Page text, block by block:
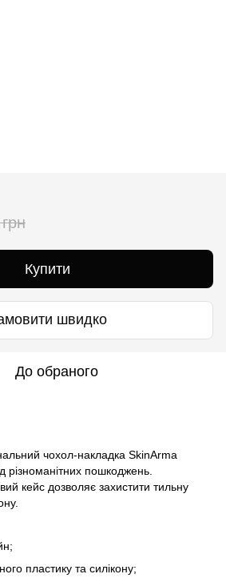
Купити
швидко
До обраного
чохол-накладка SkinArma
різноманітних пошкоджень.
кейс дозволяє захистити тильну
пластику та силікону;